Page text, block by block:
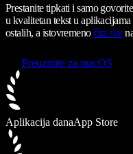
Prestanite tipkati i samo
u kvalitetan tekst u
ostalih, a istovremenočita sve
Preuzmite za macOS
Aplikacija danaApp Store